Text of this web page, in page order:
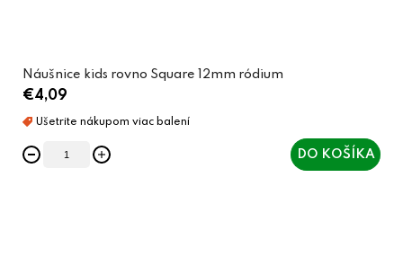
Náušnice kids rovno Square 12mm ródium
€4,09
DO KOŠÍKA